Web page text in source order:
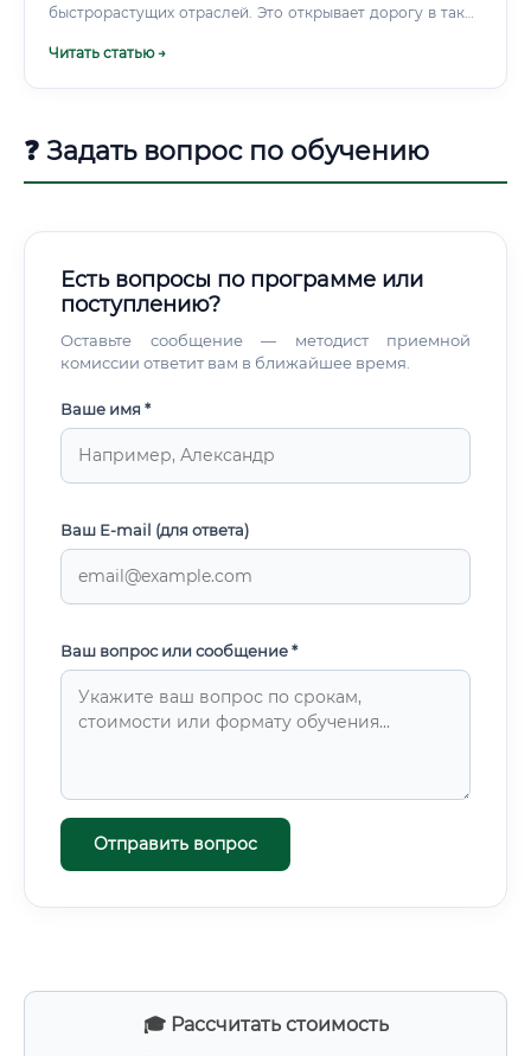
🎓 Рассчитать стоимость
быстрорастущих отраслей. Это открывает дорогу в такие
российские аналоги. Зарплата выше, чем у большинства
значительно больше, чем классические экологи или
лаборанты-биологи.
Читать статью →
❓ Задать вопрос по обучению
Есть вопросы по программе или
поступлению?
Оставьте сообщение — методист приемной
комиссии ответит вам в ближайшее время.
Ваше имя *
Ваш E-mail (для ответа)
Ваш вопрос или сообщение *
Отправить вопрос